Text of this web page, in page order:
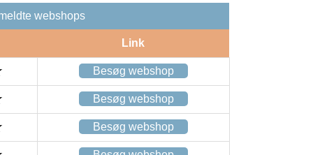
webshops
Link
Besøg webshop
Besøg webshop
Besøg webshop